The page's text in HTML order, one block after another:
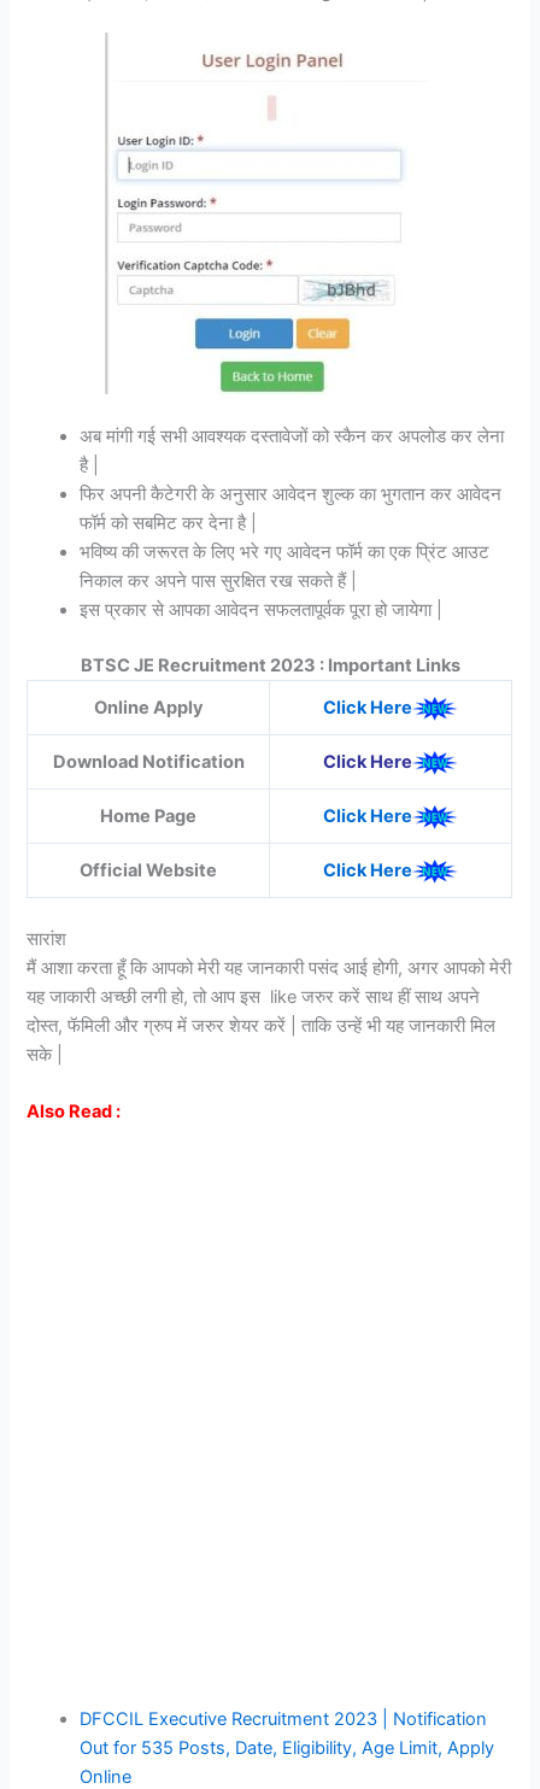
अब मांगी गई सभी आवश्यक दस्तावेजों को स्कैन कर अपलोड कर लेना
है |
फिर अपनी कैटेगरी के अनुसार आवेदन शुल्क का भुगतान कर आवेदन
फॉर्म को सबमिट कर देना है |
भविष्य की जरूरत के लिए भरे गए आवेदन फॉर्म का एक प्रिंट आउट
निकाल कर अपने पास सुरक्षित रख सकते हैं |
इस प्रकार से आपका आवेदन सफलतापूर्वक पूरा हो जायेगा |
BTSC JE Recruitment 2023 : Important Links
Online Apply
Click Here
Download Notification Click Here
Home Page Click Here
Official Website Click Here
सारांश
मैं आशा करता हूँ कि आपको मेरी यह जानकारी पसंद आई होगी, अगर आपको मेरी
यह जाकारी अच्छी लगी हो, तो आप इस like जरुर करें साथ हीं साथ अपने
दोस्त, फॅमिली और ग्रुप में जरुर शेयर करें | ताकि उन्हें भी यह जानकारी मिल
सके |
Also Read :
DFCCIL Executive Recruitment 2023 | Notification
Out for 535 Posts, Date, Eligibility, Age Limit, Apply
Online